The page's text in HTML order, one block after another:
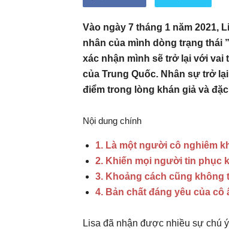
Vào ngày 7 tháng 1 năm 2021,
nhân của mình dòng trạng thái
xác nhận mình sẽ trở lại với
của Trung Quốc. Nhân sự trở
điểm trong lòng khán giả và
Nội dung chính
1. Là một người cô nghiêm
2. Khiến mọi người tin phục
3. Khoảng cách cũng không
4. Bản chất đáng yêu của cô
Lisa đã nhận được nhiều sự chú